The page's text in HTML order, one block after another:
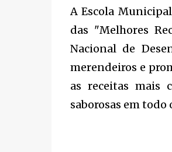
A Escola
das "Melhores
Nacional de
merendeiros e
as receitas mais
saborosas em todo